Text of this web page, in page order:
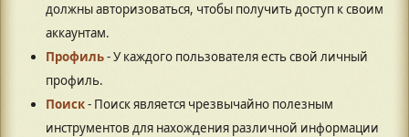
должны авторизоваться, чтобы получить доступ к своим
аккаунтам.
Профиль- У каждого пользователя есть свой личный
профиль.
Поиск- Поиск является чрезвычайно полезным
инструментов для нахождения различной информации